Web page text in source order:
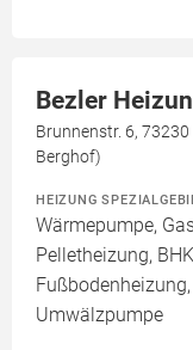
Bezler
Brunnenstr. 6,
Berghof)
HEIZUNG
Wärmepumpe,
Pelletheizung,
Umwälzpumpe